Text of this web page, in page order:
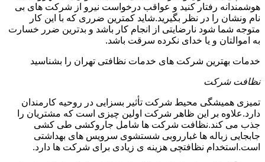
هوشمندانه رفتار کنید و عواقب درخواست نیرو از شرکت های بی
نام ونشان را در نظر بگیرید.شاید کمترین ضرری که با این کار
متوجه شما شود نارضایتی از انجام کار باشد و بدترین ضرر خسارت
به اموالتان و یا خدای نکرده سرقت باشد.
خدمات بهترین شرکت های خدمات نظافتی تهران را بشناسید
نظافت شرکت
تمیزی همیشگی محیط شرکت تأثیر بسزایی در روحیه کارمندان
دارد.علاوه بر این ظاهر شرکت اولین چیزی است که مشتریان را
جذب می کند.نظافت شرکت ها شامل جاروکشی طی کشی
جابجایی زباله ها غبارروبی شستشوی سرویس های بهداشتی
است.استخدام نظافتچی هزینه ی زیادی برای شرکت ها دارد.